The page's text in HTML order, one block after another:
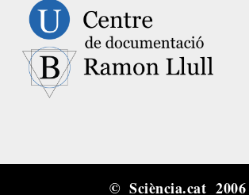
© Sciència.cat 2006